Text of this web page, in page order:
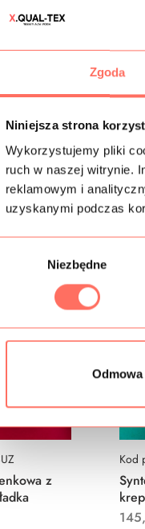
Zgoda
Niniejsza strona
Wykorzystujemy pliki
ruch w naszej witrynie.
reklamowym i
uzyskanymi podczas
Niezbędne
Odmowa
z
Kod